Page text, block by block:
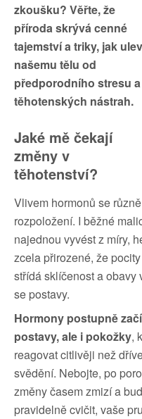
zkoušku? Věřte, že
příroda skrývá cenné
tajemství a triky, jak
našemu tělu od
předporodního stresu a
těhotenských nástrah.
Jaké mě čekají
změny v
těhotenství?
Vlivem hormonů se
rozpoložení. I běžné
najednou vyvést z míry,
zcela přirozené, že
střídá sklíčenost a
se postavy.
Hormony postupně
postavy, ale i pokožky,
reagovat citlivěji než
svědění. Nebojte, po
změny časem zmizí a
pravidelně cvičit, vaše